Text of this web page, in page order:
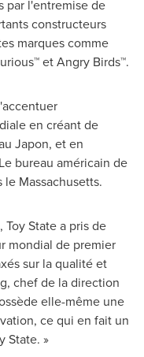
par l'entremise de
constructeurs
marques comme
et Angry Birds™.
en créant de
Japon, et en
bureau américain de
le Massachusetts.
State a pris de
mondial de premier
sur la qualité et
, chef de la direction
elle-même une
ce qui en fait un
State. »